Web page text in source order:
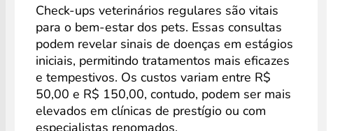
Check-ups veterinários regulares são vitais
para o bem-estar dos pets. Essas consultas
podem revelar sinais de doenças em estágios
iniciais, permitindo tratamentos mais eficazes
e tempestivos. Os custos variam entre R$
50,00 e R$ 150,00, contudo, podem ser mais
elevados em clínicas de prestígio ou com
especialistas renomados.